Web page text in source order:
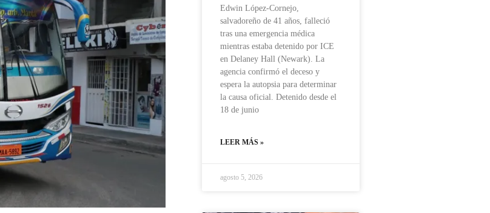
Edwin López-Cornejo,
salvadoreño de 41 años, falleció
tras una emergencia médica
mientras estaba detenido por ICE
en Delaney Hall (Newark). La
agencia confirmó el deceso y
espera la autopsia para determinar
la causa oficial. Detenido desde el
18 de junio
LEER MÁS »
agosto 5, 2026